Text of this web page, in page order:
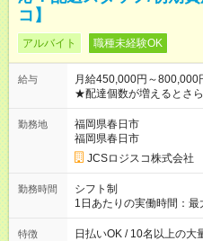
コ】
アルバイト 職種未経験OK
給与
月給450,000円～800,000
★配達個数が増えるとさ
ど！ ・主要都市エリア 月収55万円／週5日稼働 月収65万~112
万円／週6日稼働 ・地方郊外エリア 月収40万円／週5日稼働 月
収40万円~50万円／週6日稼働 ＜モデルイメージ＞ ■月
円 (27歳男性/江東区在住
(日休み) ■月収80万円(43歳男性/墨田区在住)※元営業 1日200個
勤務地
福岡県春日市
福岡県春日市
JCSロジスコ株式会社
勤務時間
シフト制
1日あたりの実働時間：
働8時間） ※週5日勤務（
よって時間外での勤務可
特徴 日払いOK / 10名以上の大